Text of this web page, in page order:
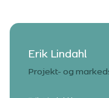
Erik Lindahl
Projekt- og